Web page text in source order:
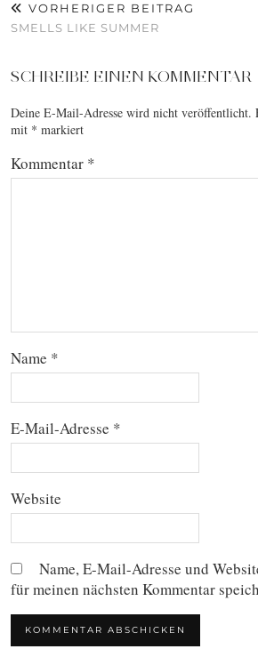
VORHERIGER BEITRAG
SMELLS LIKE SUMMER
SCHREIBE EINEN KOMMENTAR
Deine E-Mail-Adresse wird nicht veröffentlicht.
mit * markiert
Kommentar *
Name *
E-Mail-Adresse *
Website
Name, E-Mail-Adresse und
für meinen nächsten Kommentar